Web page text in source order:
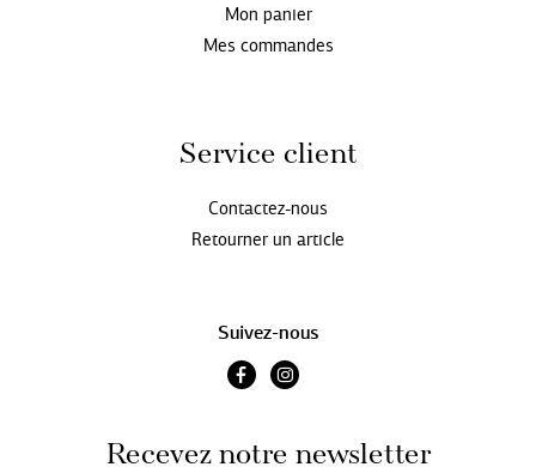
Mon panier
Mes commandes
Service client
Contactez-nous
Retourner un article
Suivez-nous
Recevez notre newsletter